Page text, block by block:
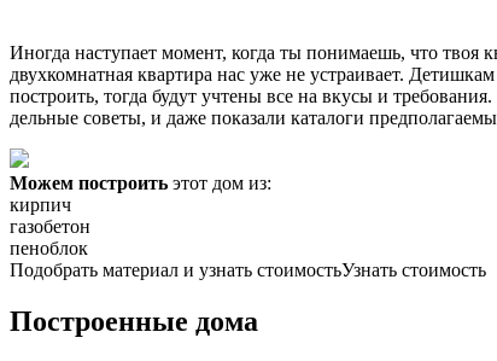
Иногда наступает момент, когда ты понимаешь, что твоя
двухкомнатная квартира нас уже не устраивает.
построить, тогда будут учтены все на вкусы и
дельные советы, и даже показали каталоги
Можем построить этот дом из:
кирпич
газобетон
пеноблок
Подобрать материал и узнать стоимостьУзнать стоимость
Построенные дома